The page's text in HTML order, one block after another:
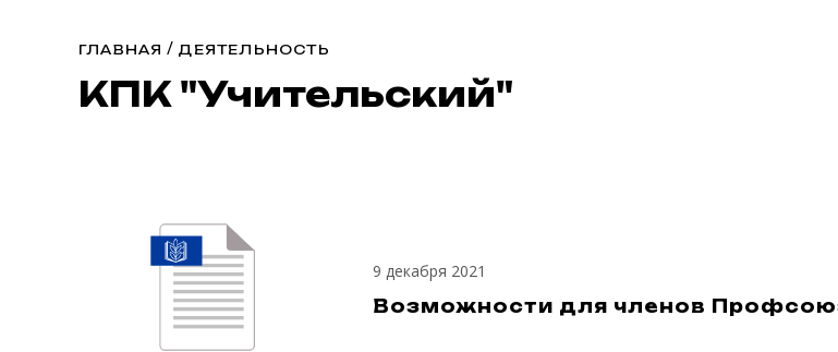
ГЛАВНАЯ / ДЕЯТЕЛЬНОСТЬ
КПК "Учительский"
9 декабря 2021
Возможности для членов